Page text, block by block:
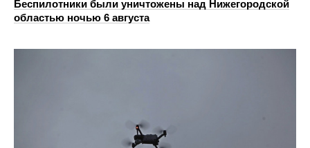
Беспилотники были уничтожены над Нижегородской
областью ночью 6 августа